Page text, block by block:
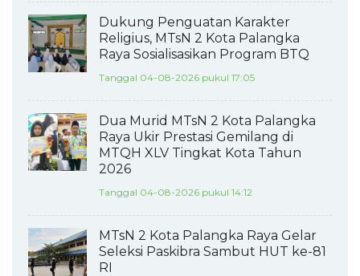
Dukung Penguatan Karakter
Religius, MTsN 2 Kota Palangka
Raya Sosialisasikan Program BTQ
Tanggal 04-08-2026 pukul 17:05
Dua Murid MTsN 2 Kota Palangka
Raya Ukir Prestasi Gemilang di
MTQH XLV Tingkat Kota Tahun
2026
Tanggal 04-08-2026 pukul 14:12
MTsN 2 Kota Palangka Raya Gelar
Seleksi Paskibra Sambut HUT ke-81
RI